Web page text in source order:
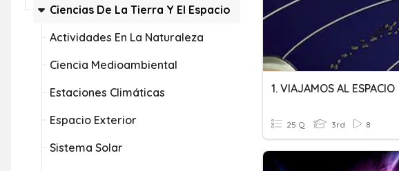
Ciencias De La Tierra Y El Espacio
Actividades En La Naturaleza
Ciencia Medioambiental
Estaciones Climáticas
Espacio Exterior
Sistema Solar
1. VIAJAMOS AL ESPACIO
25 Q 3rd 8